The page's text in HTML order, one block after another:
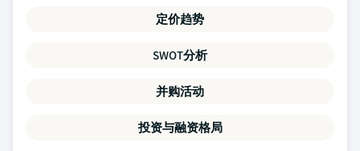
定价趋势
SWOT分析
并购活动
投资与融资格局